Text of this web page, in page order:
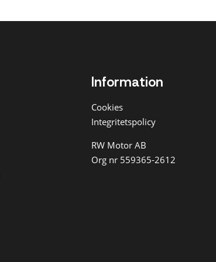
Information
Cookies
Integritetspolicy
RW Motor AB
Org nr 559365-2612